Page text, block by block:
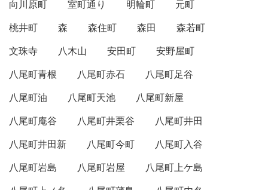
向川原町 室町通り 明輪町
元町
桃井町
森 森住町 森田
森若町
文珠寺
八木山 安田町
安野屋町
八尾町青根
八尾町赤石
八尾町足谷
八尾町油
八尾町天池
八尾町新屋
八尾町庵谷
八尾町井栗谷
八尾町井田
八尾町井田新
八尾町今町
八尾町入谷
八尾町岩島
八尾町岩屋
八尾町上ケ島